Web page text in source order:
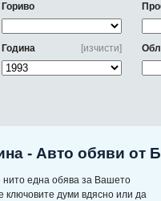
Гориво
[изчисти]
Година
- Авто обяви от
една обява за Вашето
думи вдясно или да